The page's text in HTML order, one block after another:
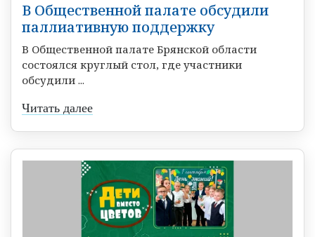
В Общественной палате обсудили
паллиативную поддержку
В Общественной палате Брянской области
состоялся круглый стол, где участники
обсудили ...
Читать далее